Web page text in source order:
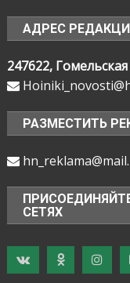
АДРЕС
247622,
РАЗМЕСТИТЬ
СЕТЯХ